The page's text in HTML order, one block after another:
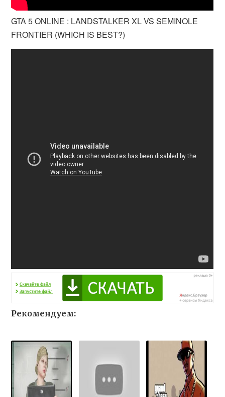
GTA 5 ONLINE : LANDSTALKER XL VS SEMINOLE
FRONTIER (WHICH IS BEST?)
Рекомендуем: